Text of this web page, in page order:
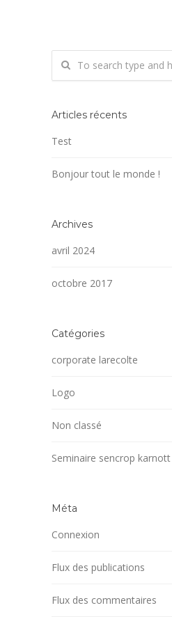
Articles récents
Test
Bonjour tout le monde !
Archives
avril 2024
octobre 2017
Catégories
corporate larecolte
Logo
Non classé
Seminaire sencrop karnott
Méta
Connexion
Flux des publications
Flux des commentaires